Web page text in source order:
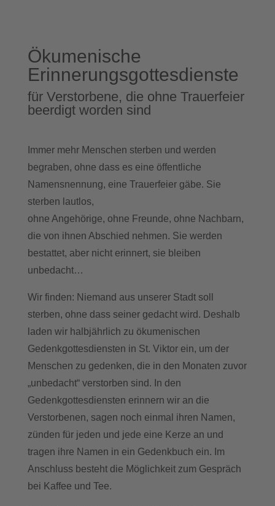
Ökumenische
Erinnerungsgottesdienste
für Verstorbene, die ohne Trauerfeier
beerdigt worden sind
Immer mehr Menschen sterben und werden
begraben, ohne dass es eine öffentliche
Namensnennung, eine Trauerfeier gäbe. Sie
sterben lautlos,
ohne Angehörige, ohne Freunde, ohne Nachbarn,
die von ihnen Abschied nehmen. Sie werden
bestattet, aber nicht erinnert, sie bleiben
unbedacht…
Wir finden: Niemand aus unserer Stadt soll
sterben, ohne dass seiner gedacht wird. Deshalb
laden wir halbjährlich zu ökumenischen
Gedenkgottesdiensten in St. Viktor ein, um der
Menschen zu gedenken, die in den Monaten zuvor
„unbedacht“ verstorben sind. In den
Gedenkgottesdiensten erinnern wir an die
Verstorbenen, sagen noch einmal ihren Namen,
zünden für jeden und jede eine Kerze an und
tragen ihre Namen in ein Gedenkbuch ein. Im
Anschluss besteht die Möglichkeit zum Gespräch
bei Kaffee und Tee.